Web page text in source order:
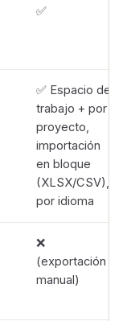
✅
✅ Espacio de
trabajo + por
proyecto,
importación
en bloque
(XLSX/CSV),
por idioma
❌
(exportación
manual)